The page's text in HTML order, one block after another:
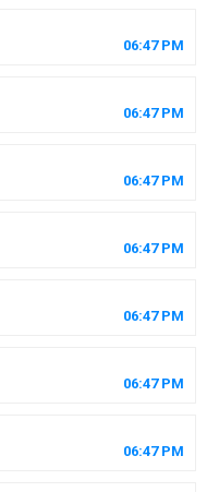
06:47PM
06:47PM
06:47PM
06:47PM
06:47PM
06:47PM
06:47PM